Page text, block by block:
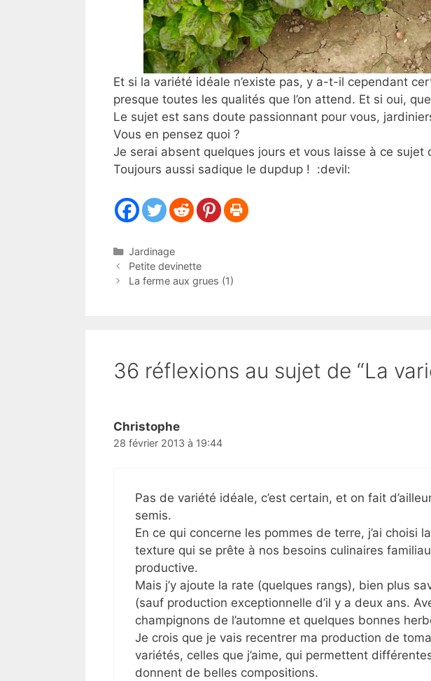
Et si la variété idéale n’existe pas, y a-t-il cependant
presque toutes les qualités que l’on attend. Et si oui,
Le sujet est sans doute passionnant pour vous,
Vous en pensez quoi ?
Je serai absent quelques jours et vous laisse à ce sujet
Toujours aussi sadique le dupdup ! :devil:
Catégories
Jardinage
Petite devinette
La ferme aux grues (1)
36 réflexions au sujet de “La
Christophe
28 février 2013 à 19:44
Pas de variété idéale, c’est certain, et on fait
semis.
En ce qui concerne les pommes de terre, j’ai choisi
texture qui se prête à nos besoins culinaires
productive.
Mais j’y ajoute la rate (quelques rangs), bien plus
(sauf production exceptionnelle d’il y a deux ans.
champignons de l’automne et quelques bonnes
Je crois que je vais recentrer ma production de
variétés, celles que j’aime, qui permettent
donnent de belles compositions.